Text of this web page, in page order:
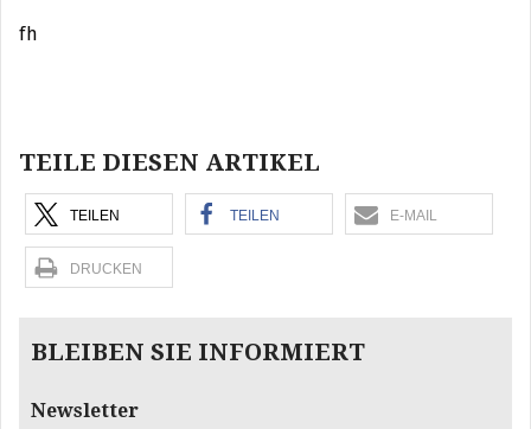
fh
TEILE DIESEN ARTIKEL
TEILEN TEILEN E-MAIL
DRUCKEN
BLEIBEN SIE INFORMIERT
Newsletter